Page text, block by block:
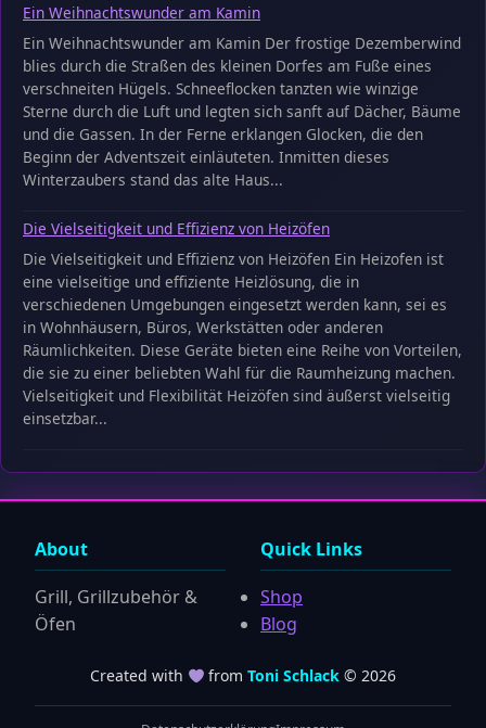
Ein Weihnachtswunder am Kamin
Ein Weihnachtswunder am Kamin Der frostige Dezemberwind
blies durch die Straßen des kleinen Dorfes am Fuße eines
verschneiten Hügels. Schneeflocken tanzten wie winzige
Sterne durch die Luft und legten sich sanft auf Dächer, Bäume
und die Gassen. In der Ferne erklangen Glocken, die den
Beginn der Adventszeit einläuteten. Inmitten dieses
Winterzaubers stand das alte Haus...
Die Vielseitigkeit und Effizienz von Heizöfen
Die Vielseitigkeit und Effizienz von Heizöfen Ein Heizofen ist
eine vielseitige und effiziente Heizlösung, die in
verschiedenen Umgebungen eingesetzt werden kann, sei es
in Wohnhäusern, Büros, Werkstätten oder anderen
Räumlichkeiten. Diese Geräte bieten eine Reihe von Vorteilen,
die sie zu einer beliebten Wahl für die Raumheizung machen.
Vielseitigkeit und Flexibilität Heizöfen sind äußerst vielseitig
einsetzbar...
About
Grill, Grillzubehör &
Öfen
Quick Links
Shop
Blog
Created with fromToni Schlack © 2026